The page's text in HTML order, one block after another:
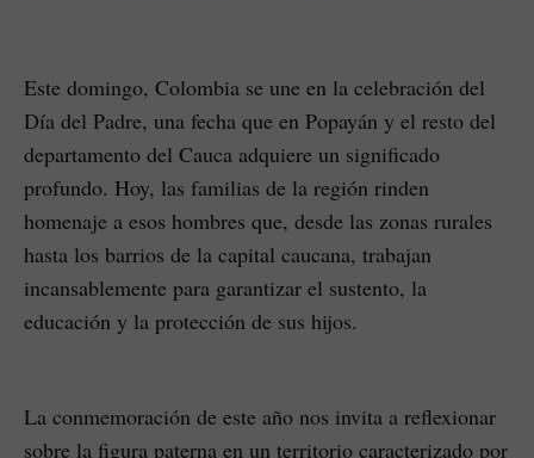
Este domingo, Colombia se une en la celebración del
Día del Padre, una fecha que en Popayán y el resto del
departamento del Cauca adquiere un significado
profundo. Hoy, las familias de la región rinden
homenaje a esos hombres que, desde las zonas rurales
hasta los barrios de la capital caucana, trabajan
incansablemente para garantizar el sustento, la
educación y la protección de sus hijos.
La conmemoración de este año nos invita a reflexionar
sobre la figura paterna en un territorio caracterizado por